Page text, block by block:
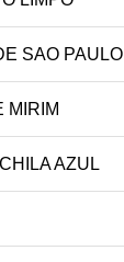
SAO PAULO
MIRIM
AZUL